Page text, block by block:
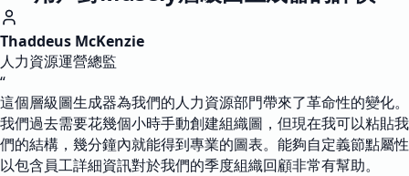
Thaddeus McKenzie
人力資源運營總監
“
這個層級圖生成器為我們的人力資源部門帶來了革命性的變化。
我們過去需要花幾個小時手動創建組織圖，但現在我可以粘貼我
們的結構，幾分鐘內就能得到專業的圖表。能夠自定義節點屬性
以包含員工詳細資訊對於我們的季度組織回顧非常有幫助。